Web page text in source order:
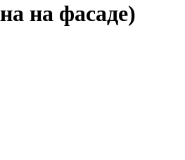
на фасаде)